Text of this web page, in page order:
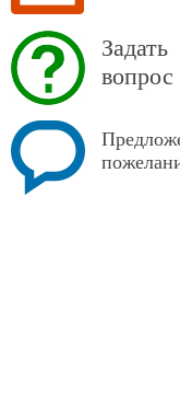
Задать
вопрос